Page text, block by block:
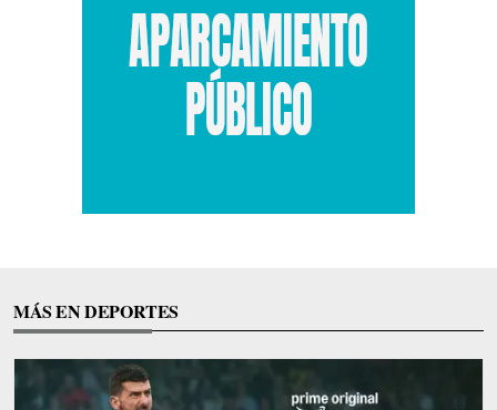
MÁS EN DEPORTES